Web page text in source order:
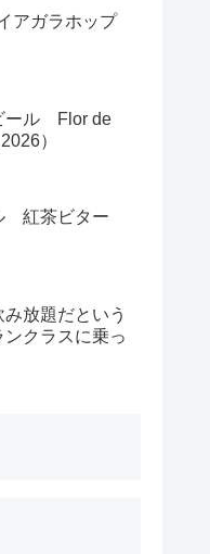
アガラホップ
ール Flor de
）
紅茶ビター
み放題だという
クラスに乗っ